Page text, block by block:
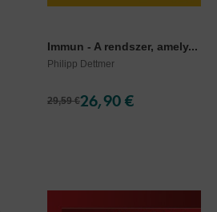
Immun - A rendszer, amely...
Philipp Dettmer
29,59 €26,90 €